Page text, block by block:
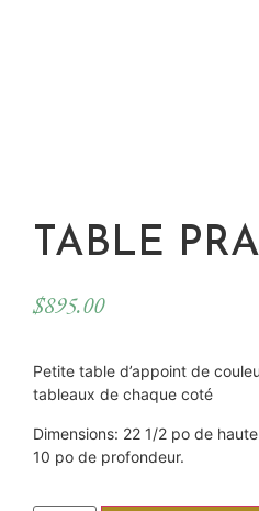
TABLE
$895.00
Petite table d’appoint de
tableaux de chaque coté
Dimensions: 22 1/2 po de
10 po de profondeur.